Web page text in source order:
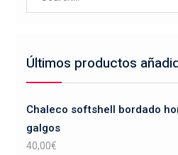
Últimos productos
Chaleco softshell bordado
galgos
40,00€